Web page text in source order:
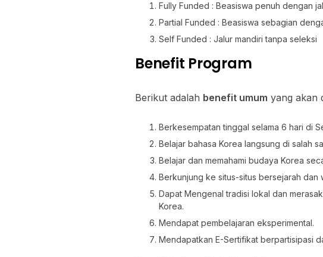
Fully Funded : Beasiswa penuh dengan
Partial Funded : Beasiswa sebagian
Self Funded : Jalur mandiri tanpa seleksi
Benefit Program
Berikut adalah benefit umum yang akan
Berkesempatan tinggal selama 6 hari di
Belajar bahasa Korea langsung di salah
Belajar dan memahami budaya Korea
Berkunjung ke situs-situs bersejarah dan
Dapat Mengenal tradisi lokal dan
Korea.
Mendapat pembelajaran eksperimental.
Mendapatkan E-Sertifikat berpartisipasi